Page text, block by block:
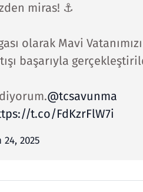
miras! ⚓
olarak Mavi
başarıyla
@tcsavunma
t.co/FdKzrFlW7i
24, 2025